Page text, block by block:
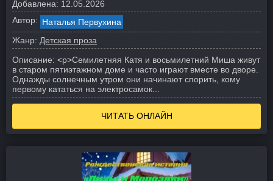
Добавлена: 12.05.2026
Автор: Наталья Первухина
Жанр: Детская проза
Описание: <p>Семилетняя Катя и восьмилетний Миша живут
в старом пятиэтажном доме и часто играют вместе во дворе.
Однажды солнечным утром они начинают спорить, кому
первому кататься на электросамок...
ЧИТАТЬ ОНЛАЙН